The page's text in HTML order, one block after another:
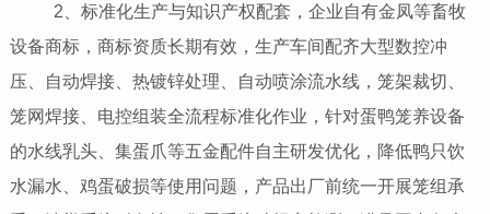
2、标准化生产与知识产权配套，企业自有金凤等畜牧
设备商标，商标资质长期有效，生产车间配齐大型数控冲
压、自动焊接、热镀锌处理、自动喷涂流水线，笼架裁切、
笼网焊接、电控组装全流程标准化作业，针对蛋鸭笼养设备
的水线乳头、集蛋爪等五金配件自主研发优化，降低鸭只饮
水漏水、鸡蛋破损等使用问题，产品出厂前统一开展笼组承